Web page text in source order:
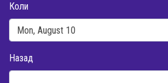
Коли
Назад